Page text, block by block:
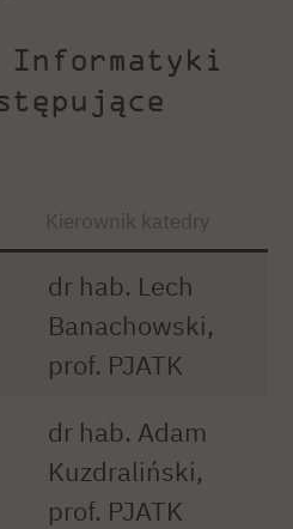
Informatyki
Kierownik katedry
dr hab. Lech
Banachowski,
prof. PJATK
dr hab. Adam
Kuzdraliński,
prof. PJATK